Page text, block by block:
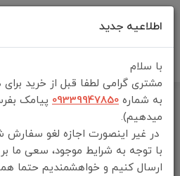
خانه
فهرست محصولات
Disk Rapid Cooling Fan
اطلاعیه جدید
با سلام
مشتری گرامی لطفا قبل از خرید
به شماره 09339947850 پیامک
میدهیم).
در غیر اینصورت اجازه لغو سفارش
با توجه به شرایط موجود، سعی
ارسال کنیم و خواهشمندیم حتما